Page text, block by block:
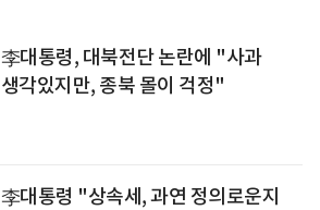
李대통령, 대북전단 논란에 "사과
생각있지만, 종북 몰이 걱정"
李대통령 "상속세, 과연 정의로운지